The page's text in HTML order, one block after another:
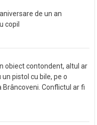
de un an
copil
obiect contondent, altul ar
pistol cu bile, pe o
Conflictul ar fi